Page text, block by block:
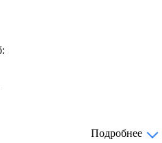
Подробнее